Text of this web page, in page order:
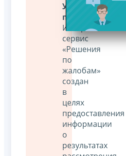
Уважаемые
пользователи!
Интернет-
сервис
«Решения
по
жалобам»
создан
в
целях
предоставления
информации
о
результатах